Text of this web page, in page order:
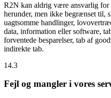
R2N kan aldrig være ansvarlig
herunder, men ikke begrænset til,
uagtsomme handlinger,
data, information eller software,
forventede besparelser, tab af
indirekte tab.
14.3
Fejl og mangler i vores